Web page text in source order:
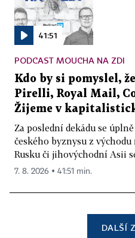
41:51
PODCAST MOUCHA NA ZDI
Kdo by si pomyslel,
Pirelli, Royal Mail,
Žijeme v
Za poslední dekádu se
českého byznysu z
Rusku či jihovýchodní Asii
7. 8. 2026 ▪ 41:51 min.
DALŠÍ